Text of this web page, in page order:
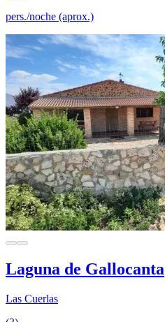
pers./noche (aprox.)
Laguna de Gallocanta
Las Cuerlas